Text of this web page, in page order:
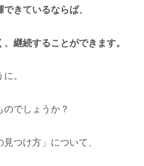
きているならば、
継続することができます。
。
でしょうか？
つけ方」について、